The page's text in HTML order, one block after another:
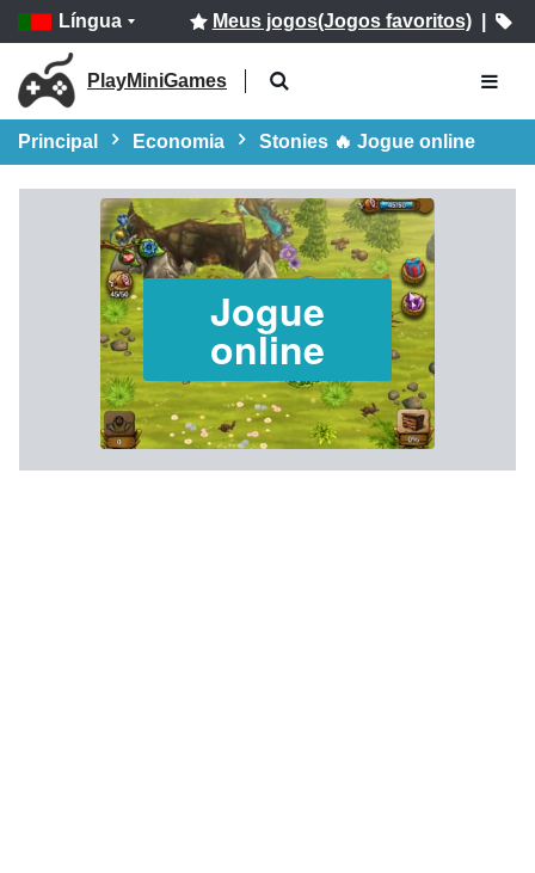
Língua Meus jogos(Jogos favoritos)|
PlayMiniGames
Principal Economia Stonies 🔥 Jogue online
Jogue
online